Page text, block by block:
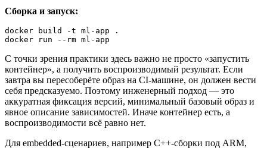
Сборка и запуск:
docker build -t ml-app .
docker run --rm ml-app
С точки зрения практики здесь важно не просто «запустить
контейнер», а получить воспроизводимый результат. Если
завтра вы пересоберёте образ на CI-машине, он должен вести
себя предсказуемо. Поэтому инженерный подход — это
аккуратная фиксация версий, минимальный базовый образ и
явное описание зависимостей. Иначе контейнер есть, а
воспроизводимости всё равно нет.
Для embedded-сценариев, например C++-сборки под ARM,